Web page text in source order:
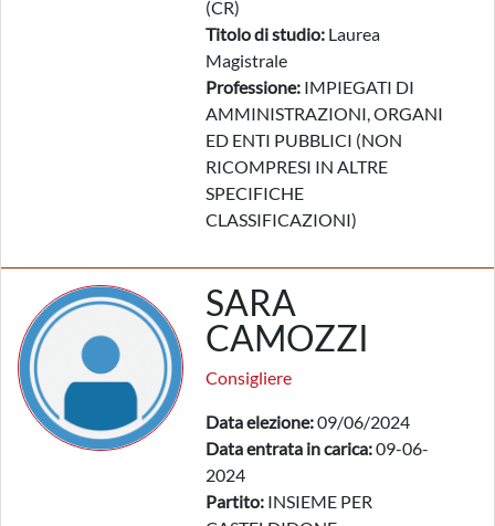
(CR)
Titolo di studio: Laurea
Magistrale
Professione: IMPIEGATI DI
AMMINISTRAZIONI, ORGANI
ED ENTI PUBBLICI (NON
RICOMPRESI IN ALTRE
SPECIFICHE
CLASSIFICAZIONI)
SARA
CAMOZZI
Consigliere
Data elezione:09/06/2024
Data entrata in carica:09-06-
2024
Partito: INSIEME PER